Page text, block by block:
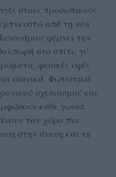
στους προσωπικούς
από τη νέα
φέρνει την
στο σπίτι, γι'
φυσικές υφές
ιδανικά. Φωτιστικά
σχεδιασμού και
κάθε γωνιά.
τον χώρο πιο
στην άνεση και τη